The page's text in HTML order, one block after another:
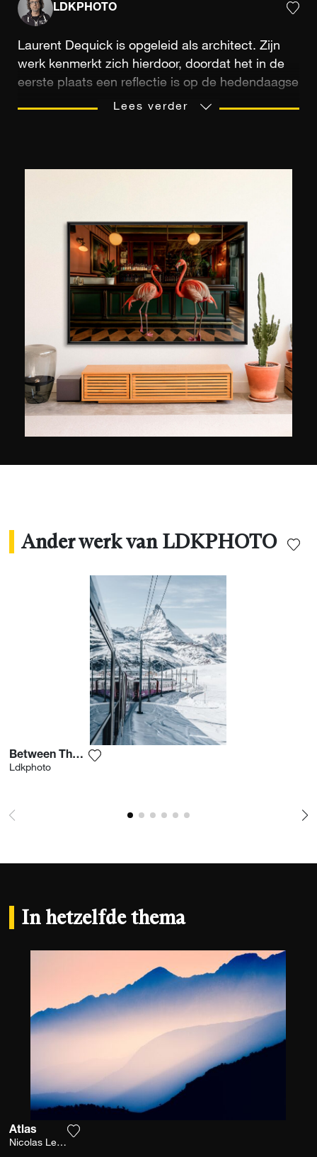
LDKPHOTO
Laurent Dequick is opgeleid als architect. Zijn
werk kenmerkt zich hierdoor, doordat het in de
eerste plaats een reflectie is op de hedendaagse
stad en meer gericht is op de verspreiding van
mengeling van geuren, dit is zo boeiend dat
geen enkele opname ze allemaal kan vastleggen.
Moeten we daarom keuzes maken? Ik geloof het
niet, ik wil het niet ”. Om deze "congestie" van
het stadsleven in beelden te vertalen, aarzelt
Laurent Dequick niet om de opnamen naast
elkaar te plaatsen, over elkaar heen te leggen of
zelfs in te bedden. Met dezelfde intensiteit
verweeft hij foto's van architectonische groepen,
verkeersassen en mensen. Het verdicht de
beelden zoals de stad de som van de levens van
Lees verder
Ander werk van LDKPHOTO
Between The Slopes
Ldkphoto
In hetzelfde thema
Atlas
Nicolas Leconte